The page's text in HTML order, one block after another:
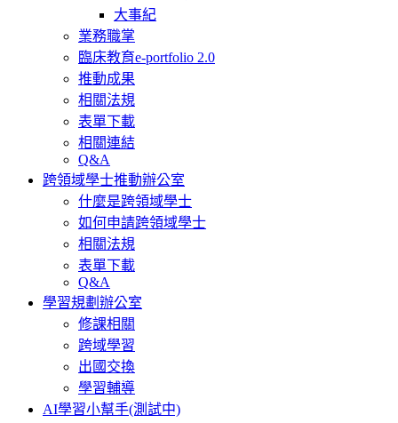
大事紀
業務職掌
臨床教育e-portfolio 2.0
推動成果
相關法規
表單下載
相關連結
Q&A
跨領域學士推動辦公室
什麼是跨領域學士
如何申請跨領域學士
相關法規
表單下載
Q&A
學習規劃辦公室
修課相關
跨域學習
出國交換
學習輔導
AI學習小幫手(測試中)